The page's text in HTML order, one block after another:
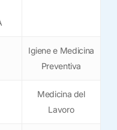
Igiene e Medicina
Preventiva
Medicina del
Lavoro